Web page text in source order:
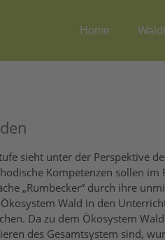
Home
sieht unter der Perspektive
Kompetenzen sollen im
„Rumbecker“ durch ihre
Wald in den
Da zu dem Ökosystem
des Gesamtsystem sind,